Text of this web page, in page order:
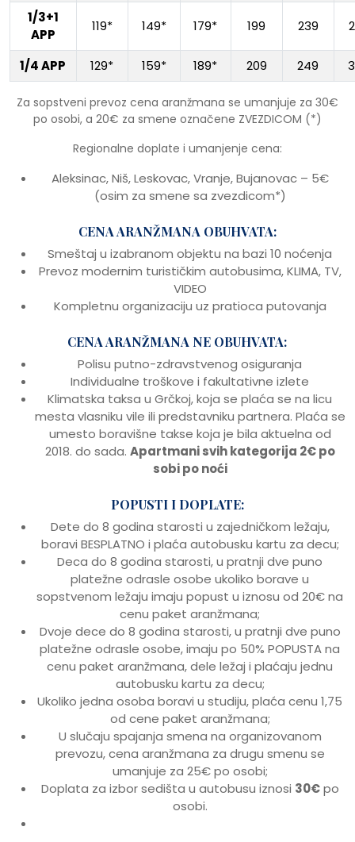
1/3+1
APP
119* 149* 179* 199 239
1/4 APP 129* 159* 189* 209 249
Za sopstveni prevoz cena aranžmana se umanjuje za 30€
po osobi, a 20€ za smene označene ZVEZDICOM (*)
Regionalne doplate i umanjenje cena:
Aleksinac, Niš, Leskovac, Vranje, Bujanovac – 5€
(osim za smene sa zvezdicom*)
CENA ARANŽMANA OBUHVATA:
Smeštaj u izabranom objektu na bazi 10 noćenja
Prevoz modernim turističkim autobusima, KLIMA, TV,
VIDEO
Kompletnu organizaciju uz pratioca putovanja
CENA ARANŽMANA NE OBUHVATA:
Polisu putno-zdravstvenog osiguranja
Individualne troškove i fakultativne izlete
Klimatska taksa u Grčkoj, koja se plaća se na licu
mesta vlasniku vile ili predstavniku partnera. Plaća se
umesto boravišne takse koja je bila aktuelna od
2018. do sada. Apartmani svih kategorija 2€ po
sobi po noći
POPUSTI I DOPLATE:
Dete do 8 godina starosti u zajedničkom ležaju,
boravi BESPLATNO i plaća autobusku kartu za decu;
Deca do 8 godina starosti, u pratnji dve puno
platežne odrasle osobe ukoliko borave u
sopstvenom ležaju imaju popust u iznosu od 20€ na
cenu paket aranžmana;
Dvoje dece do 8 godina starosti, u pratnji dve puno
platežne odrasle osobe, imaju po 50% POPUSTA na
cenu paket aranžmana, dele ležaj i plaćaju jednu
autobusku kartu za decu;
Ukoliko jedna osoba boravi u studiju, plaća cenu 1,75
od cene paket aranžmana;
U slučaju spajanja smena na organizovanom
prevozu, cena aranžmana za drugu smenu se
umanjuje za 25€ po osobi;
Doplata za izbor sedišta u autobusu iznosi 30€po
osobi.